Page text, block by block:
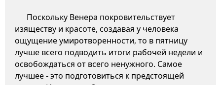
Поскольку Венера покровительствует
изяществу и красоте, создавая у человека
ощущение умиротворенности, то в пятницу
лучше всего подводить итоги рабочей недели и
освобождаться от всего ненужного. Самое
лучшее - это подготовиться к предстоящей